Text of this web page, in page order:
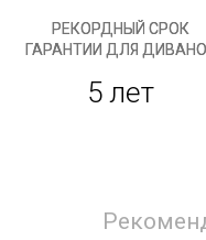
РЕКОРДНЫЙ СРОК
ГАРАНТИИ ДЛЯ
5 лет